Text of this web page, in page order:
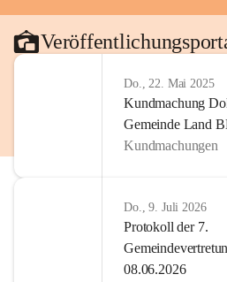
Do., 22. Mai 2025
Kundmachung
Gemeinde Land
Kundmachungen
Do., 9. Juli 2026
Protokoll der 7.
08.06.2026